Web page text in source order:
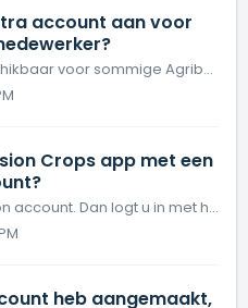
account aan voor
Deze functie is niet beschikbaar voor sommige Agribusiness-producten zoals Crops Consultant, Crops Contractor, Finance Accountancy, Finance Services. Wi...
Crops app met een
Heeft u een MyAgroVision account. Dan logt u in met het MyAgroVision account. 1. Login met uw e-mailadres en wachtwoord.
heb aangemaakt,